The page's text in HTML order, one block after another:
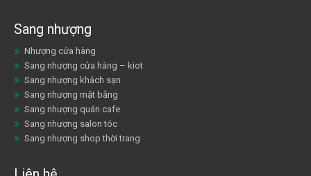
Sang nhượng
Nhượng cửa hàng
Sang nhượng cửa hàng – kiot
Sang nhượng khách sạn
Sang nhượng mặt bằng
Sang nhượng quán cafe
Sang nhượng salon tóc
Sang nhượng shop thời trang